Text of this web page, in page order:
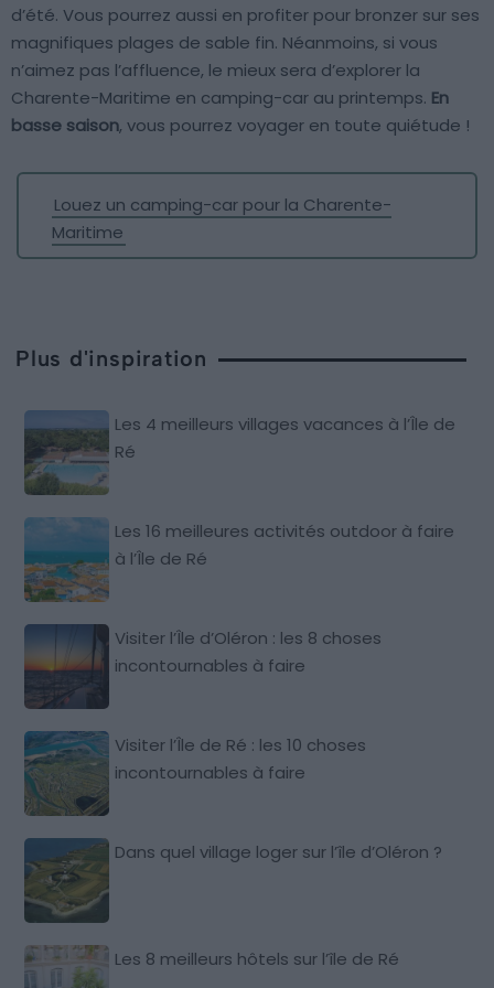
d’été. Vous pourrez aussi en profiter pour bronzer sur ses
magnifiques plages de sable fin. Néanmoins, si vous
n’aimez pas l’affluence, le mieux sera d’explorer la
Charente-Maritime en camping-car au printemps. En
basse saison, vous pourrez voyager en toute quiétude !
Louez un camping-car pour la Charente-
Maritime
Plus d'inspiration
Les 4 meilleurs villages vacances à l’Île de
Ré
Les 16 meilleures activités outdoor à faire
à l’Île de Ré
Visiter l’Île d’Oléron : les 8 choses
incontournables à faire
Visiter l’Île de Ré : les 10 choses
incontournables à faire
Dans quel village loger sur l’île d’Oléron ?
Les 8 meilleurs hôtels sur l’île de Ré